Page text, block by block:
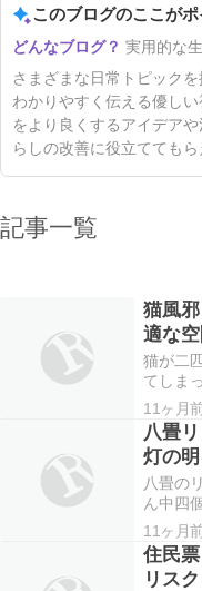
このブログのここがポ
実用的な
さまざまな日常トピック
わかりやすく伝える優し
をより良くするアイデア
らしの改善に役立てても
記事一覧
猫風
適な
猫が二
てしま
が風邪
二匹を
するの
ですが
ずっと
11ヶ月
八畳
灯の
八畳の
ん中四
調色で
ん中で
しょう
ライト
11ヶ月
住民
リス